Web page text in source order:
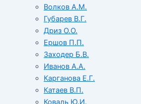
Волков А.М.
Губарев В.Г.
Дриз О.О.
Ершов П.П.
Заходер Б.В.
Иванов А.А.
Карганова Е.Г.
Катаев В.П.
Коваль Ю.И.